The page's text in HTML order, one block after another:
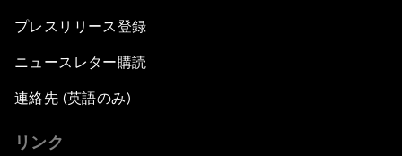
An Insight, An Idea with Sadhguru
The New India
プレスリリース登録
ニュースレター購読
連絡先 (英語のみ)
リンク